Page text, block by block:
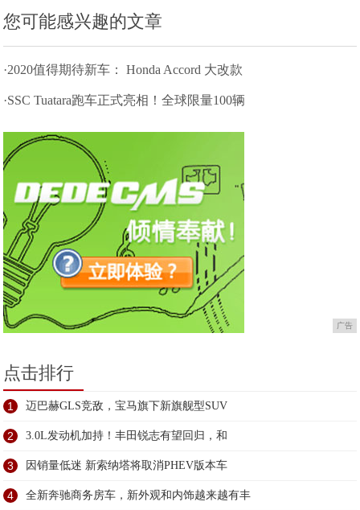
您可能感兴趣的文章
·2020值得期待新车： Honda Accord 大改款
·SSC Tuatara跑车正式亮相！全球限量100辆
广告
点击排行
1 迈巴赫GLS竞敌，宝马旗下新旗舰型SUV
2 3.0L发动机加持！丰田锐志有望回归，和
3 因销量低迷 新索纳塔将取消PHEV版本车
4 全新奔驰商务房车，新外观和内饰越来越有丰